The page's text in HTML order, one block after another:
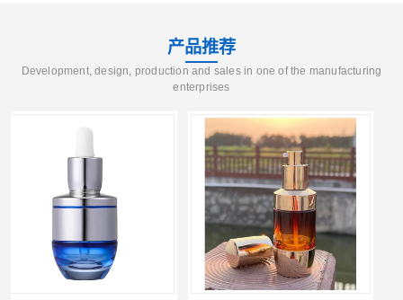
产品推荐
Development, design, production and sales in one of the manufacturing
enterprises